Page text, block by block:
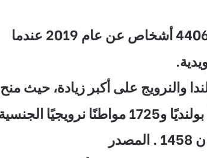
والنرويج على أكبر زيادة، حيث منح